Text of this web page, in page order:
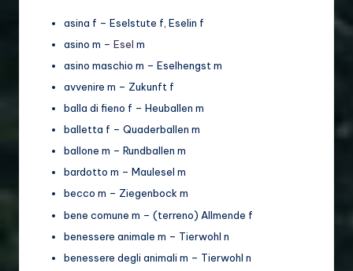
asina f – Eselstute f, Eselin f
asino m – Esel m
asino maschio m – Eselhengst m
avvenire m – Zukunft f
balla di fieno f – Heuballen m
balletta f – Quaderballen m
ballone m – Rundballen m
bardotto m – Maulesel m
becco m – Ziegenbock m
bene comune m – (terreno) Allmende f
benessere animale m – Tierwohl n
benessere degli animali m – Tierwohl n